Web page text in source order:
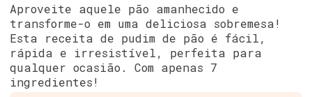
Aproveite aquele pão amanhecido e
transforme-o em uma deliciosa sobremesa!
Esta receita de pudim de pão é fácil,
rápida e irresistível, perfeita para
qualquer ocasião. Com apenas 7
ingredientes!